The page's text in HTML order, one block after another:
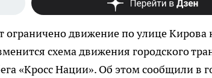
ограничено движение по улице Кирова
схема движения городского
«Кросс Нации». Об этом сообщили в